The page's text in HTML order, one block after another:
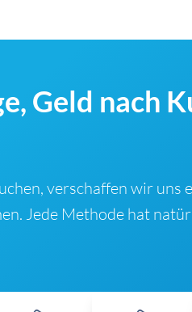
Geld nach
verschaffen wir
Jede Methode hat